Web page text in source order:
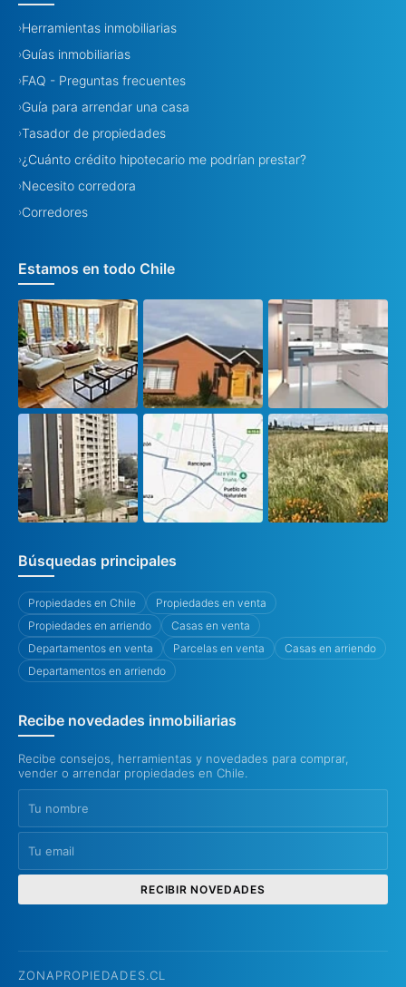
›Herramientas inmobiliarias
›Guías inmobiliarias
›FAQ - Preguntas frecuentes
›Guía para arrendar una casa
›Tasador de propiedades
›¿Cuánto crédito hipotecario me podrían prestar?
›Necesito corredora
›Corredores
Estamos en todo Chile
Búsquedas principales
Propiedades en Chile
Propiedades en venta
Propiedades en arriendo
Casas en venta
Departamentos en venta
Parcelas en venta
Casas en arriendo
Departamentos en arriendo
Recibe novedades inmobiliarias
Recibe consejos, herramientas y novedades para comprar,
vender o arrendar propiedades en Chile.
RECIBIR NOVEDADES
ZONAPROPIEDADES.CL